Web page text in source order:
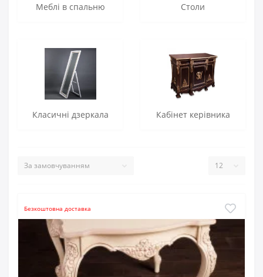
Меблі в спальню Столи
Класичні дзеркала Кабінет керівника
Безкоштовна доставка